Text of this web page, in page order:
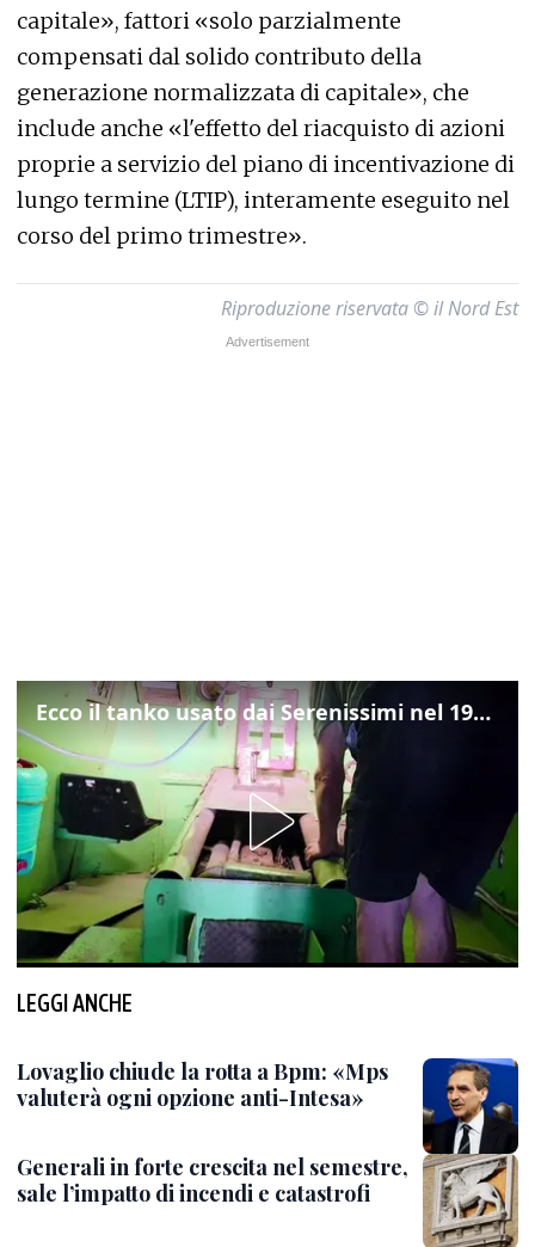
capitale», fattori «solo parzialmente
compensati dal solido contributo della
generazione normalizzata di capitale», che
include anche «l'effetto del riacquisto di azioni
proprie a servizio del piano di incentivazione di
lungo termine (LTIP), interamente eseguito nel
corso del primo trimestre».
Riproduzione riservata © il Nord Est
Ecco il tanko usato dai Serenissimi nel 1997 per il blitz a San Marco
LEGGI ANCHE
Lovaglio chiude la rotta a Bpm: «Mps
valuterà ogni opzione anti-Intesa»
Generali in forte crescita nel semestre,
sale l’impatto di incendi e catastrofi